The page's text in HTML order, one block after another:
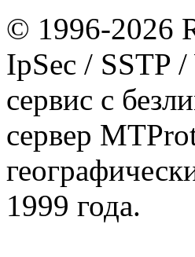
© 1996-2026
IpSec / SSTP
сервис с
сервер
1999 года.